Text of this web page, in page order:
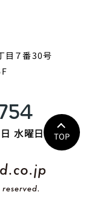
TOP
目７番30号
水曜日